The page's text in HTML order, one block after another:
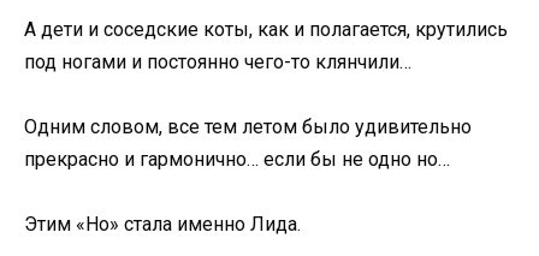
А дети и соседские коты, как и полагается, крутились
под ногами и постоянно чего-то клянчили…
Одним словом, все тем летом было удивительно
прекрасно и гармонично… если бы не одно но…
Этим «Но» стала именно Лида.